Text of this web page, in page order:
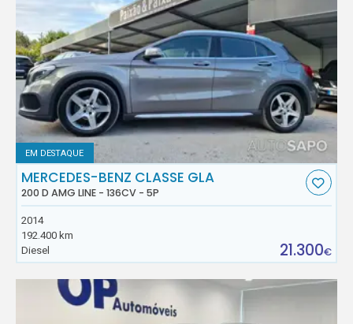
EM DESTAQUE
MERCEDES-BENZ CLASSE GLA
200 D AMG LINE - 136CV - 5P
2014
192.400 km
Diesel
21.300€